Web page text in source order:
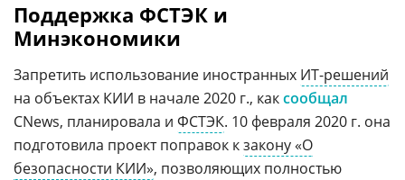
Поддержка ФСТЭК и
Минэкономики
Запретить использование иностранных ИТ-решений
на объектах КИИ в начале 2020 г., каксообщал
CNews, планировала и ФСТЭК. 10 февраля 2020 г. она
подготовила проект поправок кзакону «О
безопасности КИИ», позволяющих полностью